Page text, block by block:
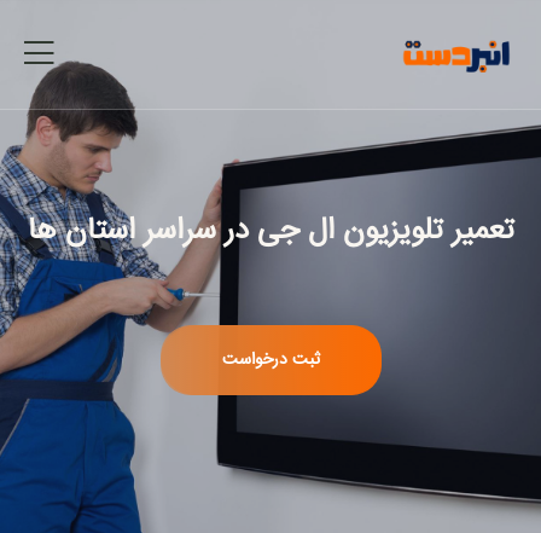
تعمیر تلویزیون ال جیدر سراسر استان ها
ثبت درخواست